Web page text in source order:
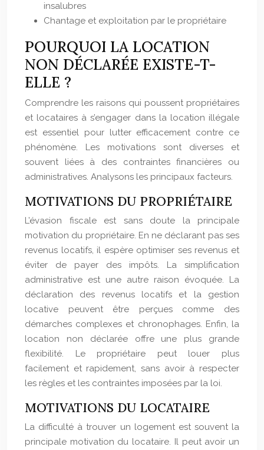
insalubres
Chantage et exploitation par le propriétaire
POURQUOI LA LOCATION
NON DÉCLARÉE EXISTE-T-
ELLE ?
Comprendre les raisons qui poussent propriétaires
et locataires à s’engager dans la location illégale
est essentiel pour lutter efficacement contre ce
phénomène. Les motivations sont diverses et
souvent liées à des contraintes financières ou
administratives. Analysons les principaux facteurs.
MOTIVATIONS DU PROPRIÉTAIRE
L’évasion fiscale est sans doute la principale
motivation du propriétaire. En ne déclarant pas ses
revenus locatifs, il espère optimiser ses revenus et
éviter de payer des impôts. La simplification
administrative est une autre raison évoquée. La
déclaration des revenus locatifs et la gestion
locative peuvent être perçues comme des
démarches complexes et chronophages. Enfin, la
location non déclarée offre une plus grande
flexibilité. Le propriétaire peut louer plus
facilement et rapidement, sans avoir à respecter
les règles et les contraintes imposées par la loi.
MOTIVATIONS DU LOCATAIRE
La difficulté à trouver un logement est souvent la
principale motivation du locataire. Il peut avoir un